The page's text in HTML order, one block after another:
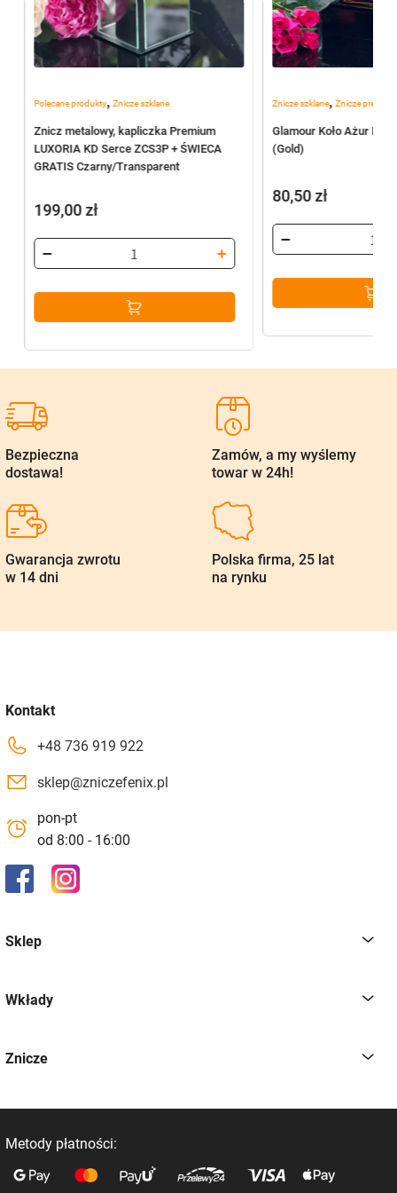
Polecane produkty, Znicze szklane
Znicz metalowy, kapliczka Premium
LUXORIA KD Serce ZCS3P + ŚWIECA
GRATIS Czarny/Transparent
199,00zł
Znicze szklane,Znicze
Glamour Koło Ażur
(Gold)
80,50zł
Bezpieczna
dostawa!
Zamów, a my wyślemy
towar w 24h!
Gwarancja zwrotu
w 14 dni
Polska firma, 25 lat
na rynku
Kontakt
+48 736 919 922
sklep@zniczefenix.pl
pon-pt
od 8:00 - 16:00
Sklep
Wkłady
Znicze
Metody płatności: